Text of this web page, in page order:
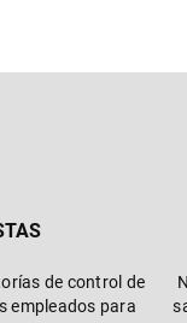
de control de
empleados para